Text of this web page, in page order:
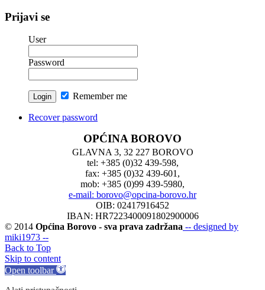
Prijavi se
User
Password
Remember me
Recover password
OPĆINA BOROVO
GLAVNA 3, 32 227 BOROVO
tel: +385 (0)32 439-598,
fax: +385 (0)32 439-601,
mob: +385 (0)99 439-5980,
e-mail: borovo@opcina-borovo.hr
OIB: 02417916452
IBAN: HR7223400091802900006
© 2014 Općina Borovo - sva prava zadržana -- designed by
miki1973 --
Back to Top
Skip to content
Open toolbar